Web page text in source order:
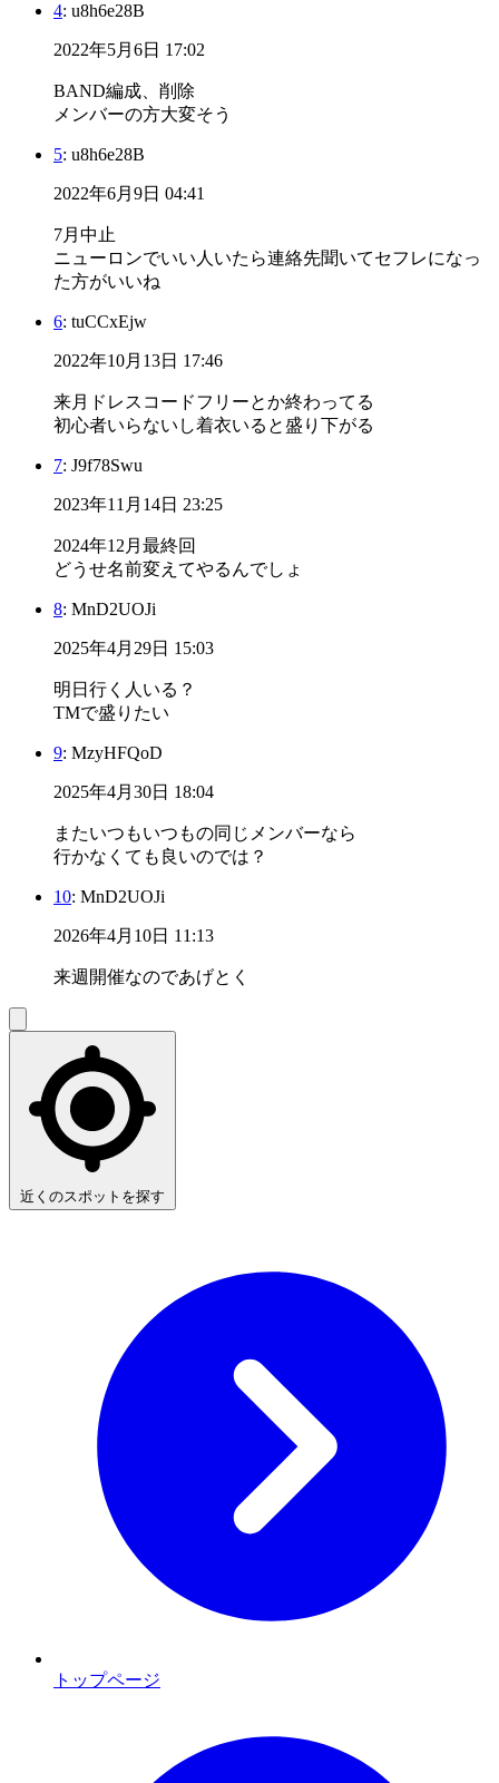
4: u8h6e28B
2022年5月6日 17:02
BAND編成、削除
メンバーの方大変そう
5: u8h6e28B
2022年6月9日 04:41
7月中止
ニューロンでいい人いたら連絡先聞いてセフレになっ
た方がいいね
6: tuCCxEjw
2022年10月13日 17:46
来月ドレスコードフリーとか終わってる
初心者いらないし着衣いると盛り下がる
7: J9f78Swu
2023年11月14日 23:25
2024年12月最終回
どうせ名前変えてやるんでしょ
8: MnD2UOJi
2025年4月29日 15:03
明日行く人いる？
TMで盛りたい
9: MzyHFQoD
2025年4月30日 18:04
またいつもいつもの同じメンバーなら
行かなくても良いのでは？
10: MnD2UOJi
2026年4月10日 11:13
来週開催なのであげとく
近くのスポットを探す
トップページ